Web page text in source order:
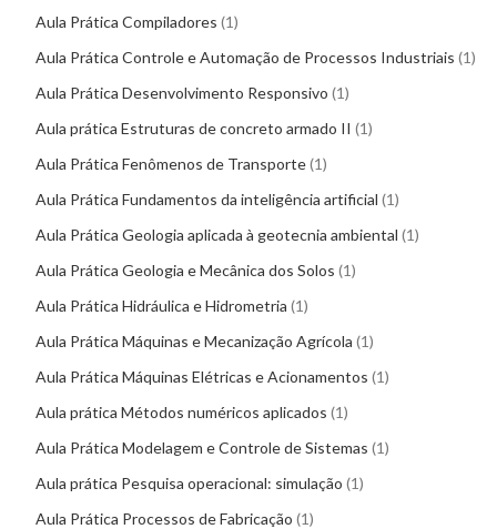
Aula Prática Compiladores 1
Aula Prática Controle e Automação de Processos Industriais 1
Aula Prática Desenvolvimento Responsivo 1
Aula prática Estruturas de concreto armado II 1
Aula Prática Fenômenos de Transporte 1
Aula Prática Fundamentos da inteligência artificial 1
Aula Prática Geologia aplicada à geotecnia ambiental 1
Aula Prática Geologia e Mecânica dos Solos 1
Aula Prática Hidráulica e Hidrometria 1
Aula Prática Máquinas e Mecanização Agrícola 1
Aula Prática Máquinas Elétricas e Acionamentos 1
Aula prática Métodos numéricos aplicados 1
Aula Prática Modelagem e Controle de Sistemas 1
Aula prática Pesquisa operacional: simulação 1
Aula Prática Processos de Fabricação 1